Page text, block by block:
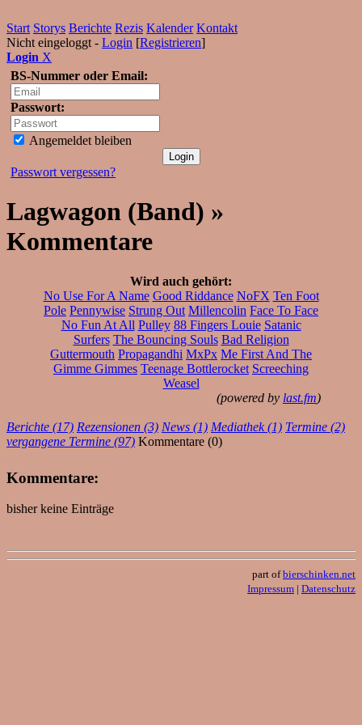
Start Storys Berichte Rezis Kalender Kontakt
Nicht eingeloggt - Login [Registrieren]
Login X
BS-Nummer oder Email:
Passwort:
Angemeldet bleiben
Passwort vergessen?
Lagwagon (Band) »
Kommentare
Wird auch gehört:
No Use For A Name Good Riddance NoFX Ten Foot
Pole Pennywise Strung Out Millencolin Face To Face
No Fun At All Pulley 88 Fingers Louie Satanic
Surfers The Bouncing Souls Bad Religion
Guttermouth Propagandhi MxPx Me First And The
Gimme Gimmes Teenage Bottlerocket Screeching
Weasel
(powered by last.fm)
Berichte (17) Rezensionen (3) News (1) Mediathek (1) Termine (2)
vergangene Termine (97) Kommentare (0)
Kommentare:
bisher keine Einträge
part ofbierschinken.net
Impressum | Datenschutz